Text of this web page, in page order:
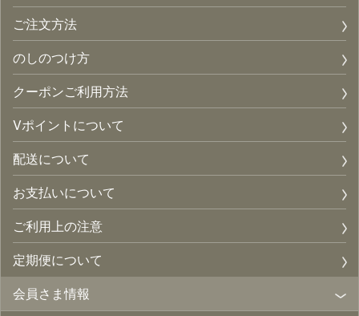
ご注文方法
のしのつけ方
クーポンご利用方法
Vポイントについて
配送について
お支払いについて
ご利用上の注意
定期便について
会員さま情報